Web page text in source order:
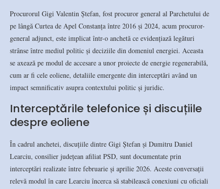
Procurorul Gigi Valentin Ștefan, fost procuror general al Parchetului de
pe lângă Curtea de Apel Constanța între 2016 și 2024, acum procuror-
general adjunct, este implicat într-o anchetă ce evidențiază legături
strânse între mediul politic și deciziile din domeniul energiei. Aceasta
se axează pe modul de accesare a unor proiecte de energie regenerabilă,
cum ar fi cele eoliene, detaliile emergente din interceptări având un
impact semnificativ asupra contextului politic și juridic.
Interceptările telefonice și discuțiile
despre eoliene
În cadrul anchetei, discuțiile dintre Gigi Ștefan și Dumitru Daniel
Learciu, consilier județean afiliat PSD, sunt documentate prin
interceptări realizate între februarie și aprilie 2026. Aceste conversații
relevă modul în care Learciu încerca să stabilească conexiuni cu oficiali